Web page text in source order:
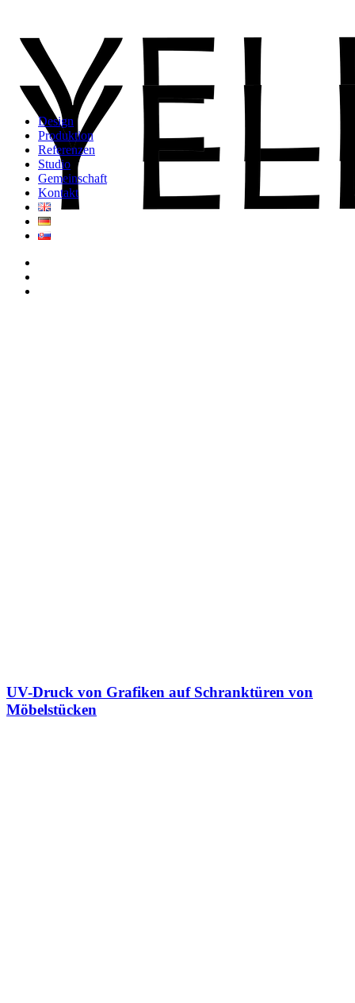
Design
Produktion
Referenzen
Studio
Gemeinschaft
Kontakt
UV-Druck von Grafiken auf Schranktüren von
Möbelstücken